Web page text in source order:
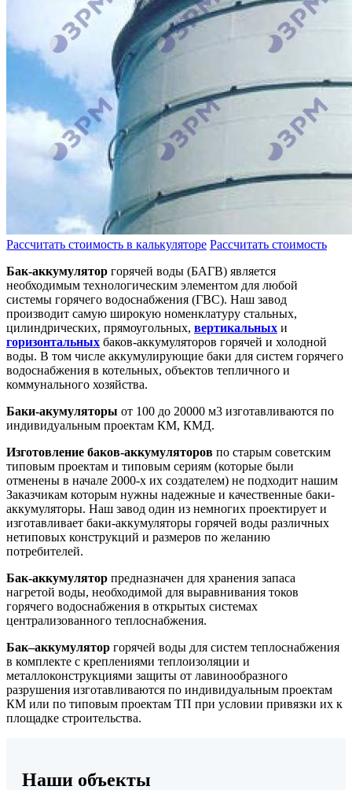
Рассчитать стоимость в калькуляторе Рассчитать стоимость
Бак-аккумулятор горячей воды (БАГВ) является
необходимым технологическим элементом для любой
системы горячего водоснабжения (ГВС). Наш завод
производит самую широкую номенклатуру стальных,
цилиндрических, прямоугольных, вертикальных и
горизонтальных баков-аккумуляторов горячей и холодной
воды. В том числе аккумулирующие баки для систем горячего
водоснабжения в котельных, объектов тепличного и
коммунального хозяйства.
Баки-акумуляторы от 100 до 20000 м3 изготавливаются по
индивидуальным проектам КМ, КМД.
Изготовление баков-аккумуляторов по старым советским
типовым проектам и типовым сериям (которые были
отменены в начале 2000-х их создателем) не подходит нашим
Заказчикам которым нужны надежные и качественные баки-
аккумуляторы. Наш завод один из немногих проектирует и
изготавливает баки-аккумуляторы горячей воды различных
нетиповых конструкций и размеров по желанию
потребителей.
Бак-аккумулятор предназначен для хранения запаса
нагретой воды, необходимой для выравнивания токов
горячего водоснабжения в открытых системах
централизованного теплоснабжения.
Бак–аккумулятор горячей воды для систем теплоснабжения
в комплекте с креплениями теплоизоляции и
металлоконструкциями защиты от лавинообразного
разрушения изготавливаются по индивидуальным проектам
КМ или по типовым проектам ТП при условии привязки их к
площадке строительства.
Наши объекты